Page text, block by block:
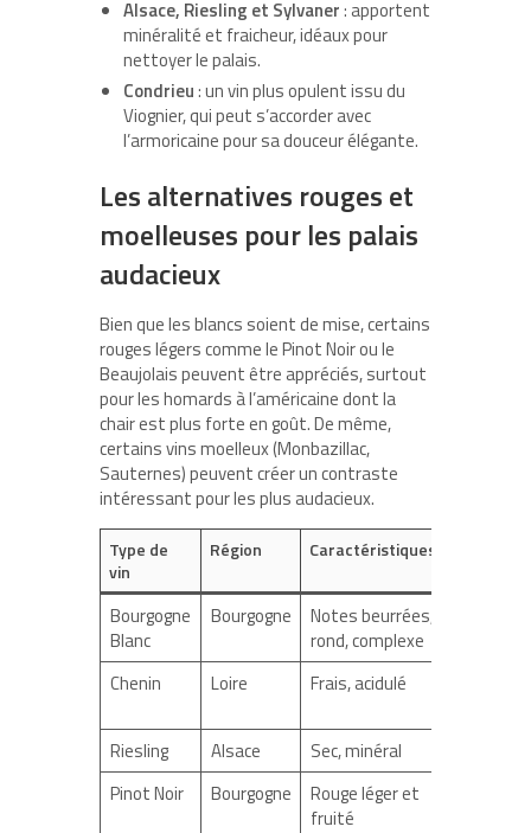
Alsace, Riesling et Sylvaner: apportent
minéralité et fraicheur, idéaux pour
nettoyer le palais.
Condrieu: un vin plus opulent issu du
Viognier, qui peut s’accorder avec
l’armoricaine pour sa douceur élégante.
Les alternatives rouges et
moelleuses pour les palais
audacieux
Bien que les blancs soient de mise, certains
rouges légers comme le Pinot Noir ou le
Beaujolais peuvent être appréciés, surtout
pour les homards à l’américaine dont la
chair est plus forte en goût. De même,
certains vins moelleux (Monbazillac,
Sauternes) peuvent créer un contraste
intéressant pour les plus audacieux.
Type de
vin
Région Caractéristiques
Bourgogne
Blanc
Bourgogne
Notes beurrées,
rond, complexe
Chenin
Loire Frais, acidulé
Riesling
Alsace Sec, minéral
Pinot Noir
Bourgogne
Rouge léger et
fruité